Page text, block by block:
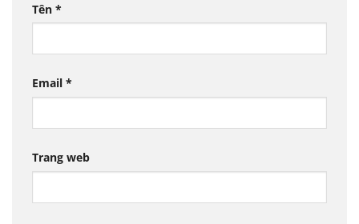
Tên *
Email *
Trang web